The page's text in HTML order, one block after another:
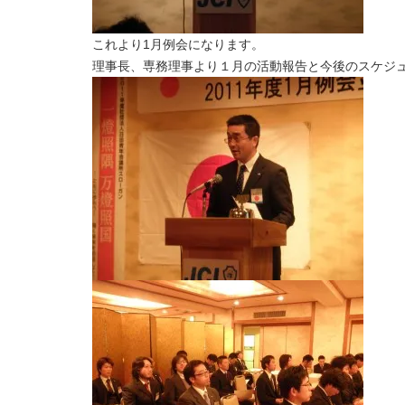
これより1月例会になります。
理事長、専務理事より１月の活動報告と今後のスケジ